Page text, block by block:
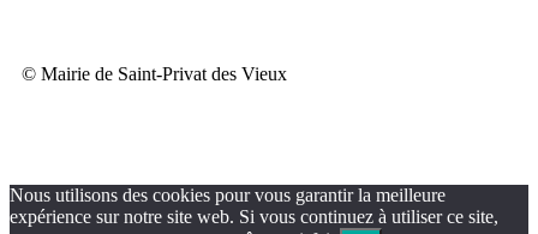
© Mairie de Saint-Privat des Vieux​
Nous utilisons des cookies pour vous garantir la meilleure
expérience sur notre site web. Si vous continuez à utiliser ce site,